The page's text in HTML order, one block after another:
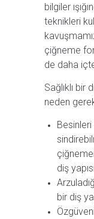
bilgiler
teknikleri
çiğneme
de daha
Sağlıklı bir
neden
Besinleri
diş
bir diş